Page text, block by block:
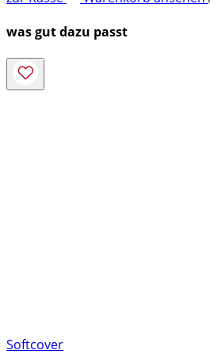
was gut dazu passt
Softcover